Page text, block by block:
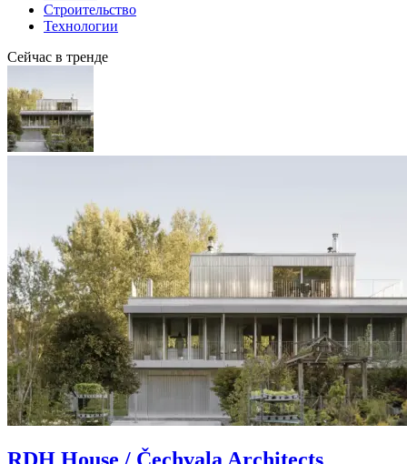
Строительство
Технологии
Сейчас в тренде